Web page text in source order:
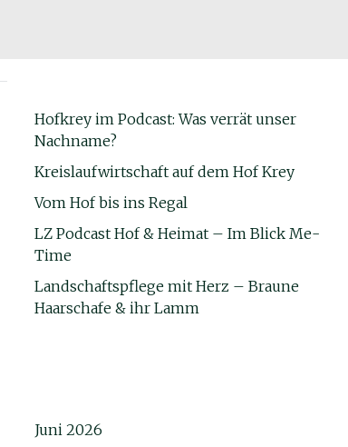
Hofkrey im Podcast: Was verrät unser
Nachname?
Kreislaufwirtschaft auf dem Hof Krey
Vom Hof bis ins Regal
LZ Podcast Hof & Heimat – Im Blick Me-
Time
Landschaftspflege mit Herz – Braune
Haarschafe & ihr Lamm
Juni 2026